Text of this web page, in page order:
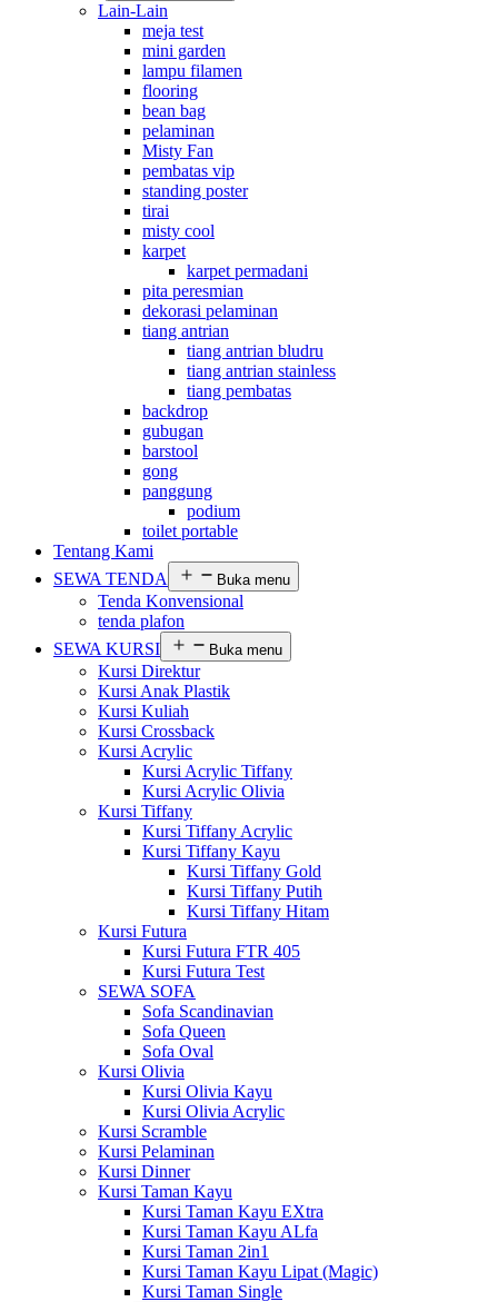
Lain-Lain
meja test
mini garden
lampu filamen
flooring
bean bag
pelaminan
Misty Fan
pembatas vip
standing poster
tirai
misty cool
karpet
karpet permadani
pita peresmian
dekorasi pelaminan
tiang antrian
tiang antrian bludru
tiang antrian stainless
tiang pembatas
backdrop
gubugan
barstool
gong
panggung
podium
toilet portable
Tentang Kami
SEWA TENDA
Buka menu
Tenda Konvensional
tenda plafon
SEWA KURSI
Buka menu
Kursi Direktur
Kursi Anak Plastik
Kursi Kuliah
Kursi Crossback
Kursi Acrylic
Kursi Acrylic Tiffany
Kursi Acrylic Olivia
Kursi Tiffany
Kursi Tiffany Acrylic
Kursi Tiffany Kayu
Kursi Tiffany Gold
Kursi Tiffany Putih
Kursi Tiffany Hitam
Kursi Futura
Kursi Futura FTR 405
Kursi Futura Test
SEWA SOFA
Sofa Scandinavian
Sofa Queen
Sofa Oval
Kursi Olivia
Kursi Olivia Kayu
Kursi Olivia Acrylic
Kursi Scramble
Kursi Pelaminan
Kursi Dinner
Kursi Taman Kayu
Kursi Taman Kayu EXtra
Kursi Taman Kayu ALfa
Kursi Taman 2in1
Kursi Taman Kayu Lipat (Magic)
Kursi Taman Single